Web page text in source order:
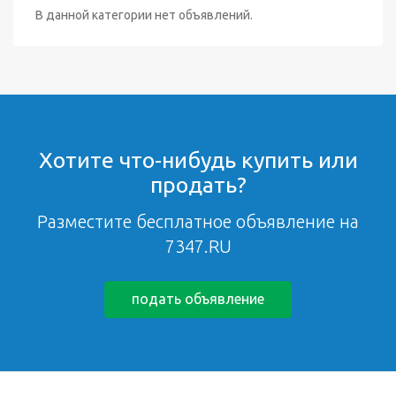
В данной категории нет объявлений.
Хотите что-нибудь купить или
продать?
Разместите бесплатное объявление на
7347.RU
подать объявление